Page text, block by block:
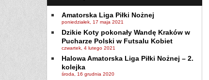
Amatorska Liga Piłki Nożnej
poniedziałek, 17 maja 2021
Dzikie Koty pokonały Wandę Kraków w
Pucharze Polski w Futsalu Kobiet
czwartek, 4 lutego 2021
Halowa Amatorska Liga Piłki Nożnej – 2.
kolejka
środa, 16 grudnia 2020